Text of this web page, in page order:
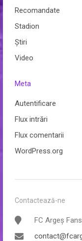
Recomandate
Stadion
Ştiri
Video
Meta
Autentificare
Flux intrări
Flux comentarii
WordPress.org
Contactează-ne
FC Argeș